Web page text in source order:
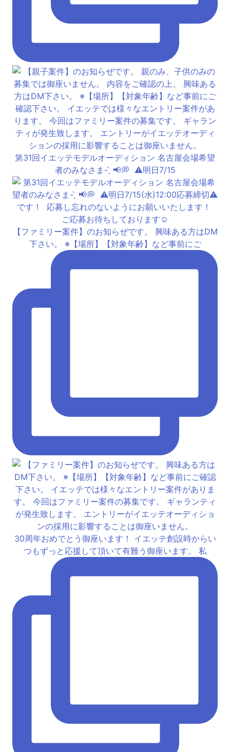
第31回イエッテモデルオーディション 名古屋会場希望
者のみなさま- ̗̀ 📢💭 ⁡ ⚠️明日7/15
【ファミリー案件】のお知らぜです。 興味ある方はDM
下さい。 ※【場所】【対象年齢】など事前にご
30周年おめでとう御座います！ イエッテ創設時からい
つもずっと応援して頂いて有難う御座います。 私